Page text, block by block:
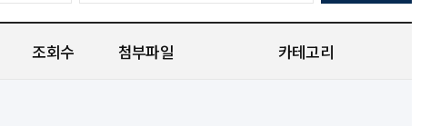
조회수 첨부파일 카테고리